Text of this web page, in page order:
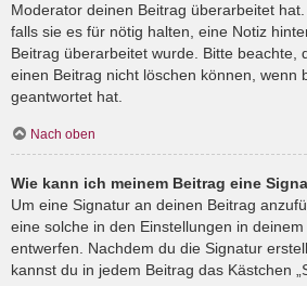
Moderator deinen Beitrag überarbeitet
falls sie es für nötig halten, eine Notiz
Beitrag überarbeitet wurde. Bitte beachte,
einen Beitrag nicht löschen können, wenn
geantwortet hat.
Nach oben
Wie kann ich meinem Beitrag eine
Um eine Signatur an deinen Beitrag
eine solche in den Einstellungen in
entwerfen. Nachdem du die Signatur
kannst du in jedem Beitrag das Kästchen